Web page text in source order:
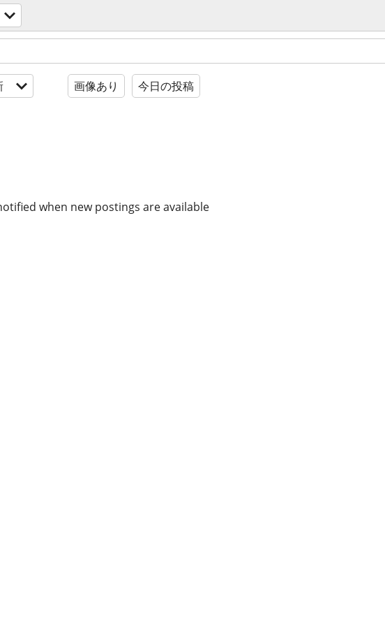
画像あり 今日の投稿
when new postings are available